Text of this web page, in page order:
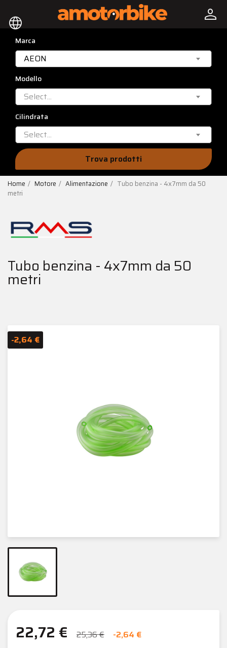
language person
Marca
AEON
Modello
Select...
Cilindrata
Select...
Trova prodotti
Home Motore Alimentazione
Tubo benzina - 4x7mm da 50
metri
Tubo benzina - 4x7mm da 50
metri
-2,64 €
22,72 € 25,36 € -2,64 €